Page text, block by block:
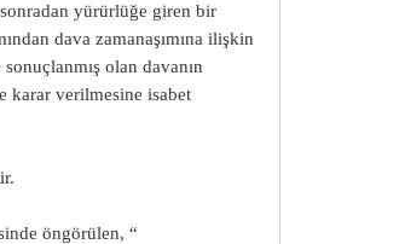
yürürlüğe giren bir
dava zamanaşımına ilişkin
olan davanın
karar verilmesine isabet
öngörülen, “